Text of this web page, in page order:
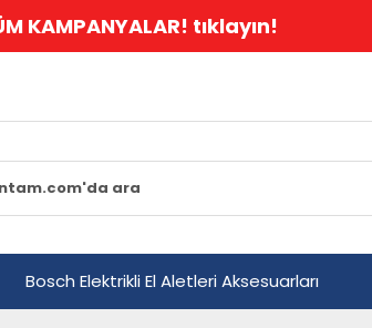
KAMPANYALAR! tıklayın!
Bosch Elektrikli El Aletleri Aksesuarları